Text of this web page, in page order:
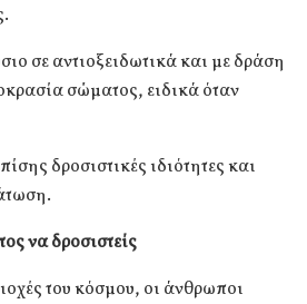
σε αντιοξειδωτικά και με δράση
σώματος, ειδικά όταν
δροσιστικές ιδιότητες και
να δροσιστείς
του κόσμου, οι άνθρωποι